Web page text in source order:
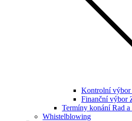
Kontrolní výbor
Finanční výbor
Termíny konání Rad a
Whistelblowing